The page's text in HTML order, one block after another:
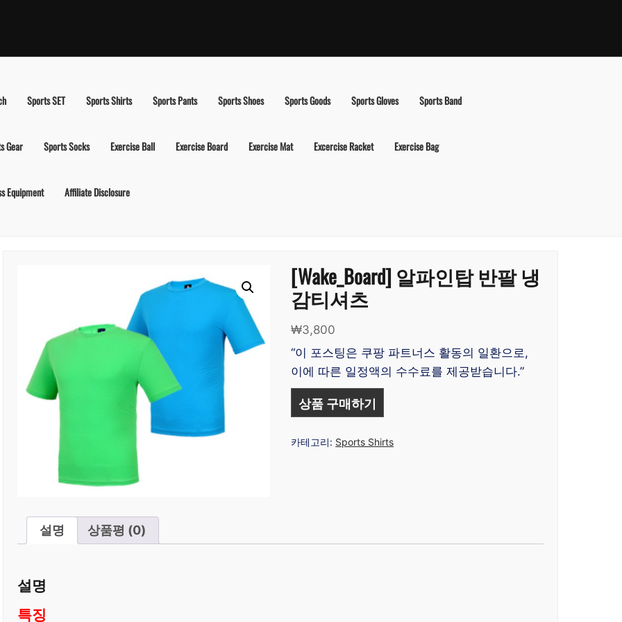
Sports SET Sports Shirts Sports Pants Sports Shoes Sports Goods Sports Gloves Sports Band
Gear Sports Socks Exercise Ball Exercise Board Exercise Mat Excercise Racket Exercise Bag
Equipment Affiliate Disclosure
[Wake_Board] 알파인탑 반팔 냉
감티셔츠
₩3,800
“이 포스팅은 쿠팡 파트너스 활동의 일환으로,
이에 따른 일정액의 수수료를 제공받습니다.”
상품 구매하기
카테고리: Sports Shirts
설명 상품평 (0)
설명
특징